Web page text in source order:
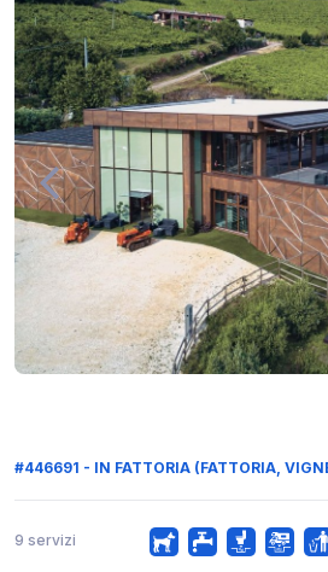
#446691 - IN FATTORIA (FATTORIA,
9 servizi